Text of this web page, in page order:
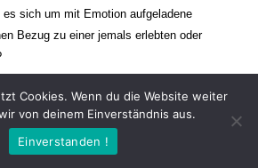
es sich um mit Emotion aufgeladene
Bezug zu einer jemals erlebten oder
stehen sich dabei gegenüber. Zeit steht still
soll dabei eine Spannung, auch farblich, bis
werden. Die Arbeiten stellen ambivalente
Cookies. Wenn du die Website weiter
von deinem Einverständnis aus.
Einverstanden !